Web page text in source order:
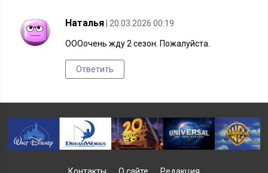
Наталья | 20.03.2026 00:19
ОООочень жду 2 сезон. Пожалуйста.
Ответить